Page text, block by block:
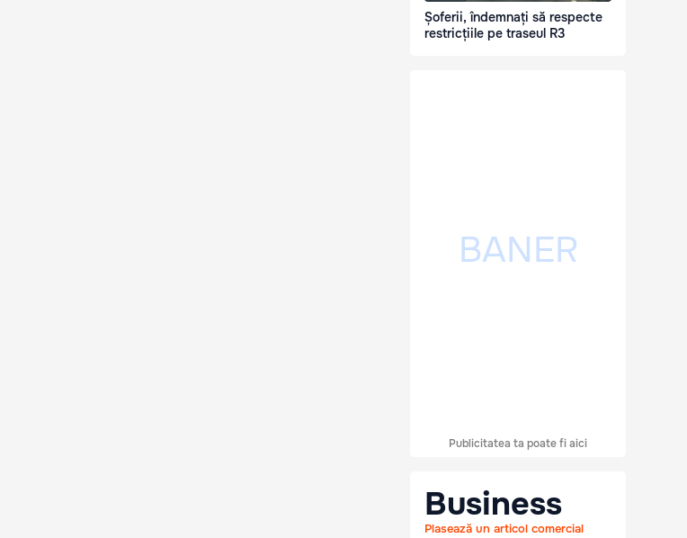
Șoferii, îndemnați să respecte
restricțiile pe traseul R3
Publicitatea ta poate fi aici
Business
Plasează un articol comercial